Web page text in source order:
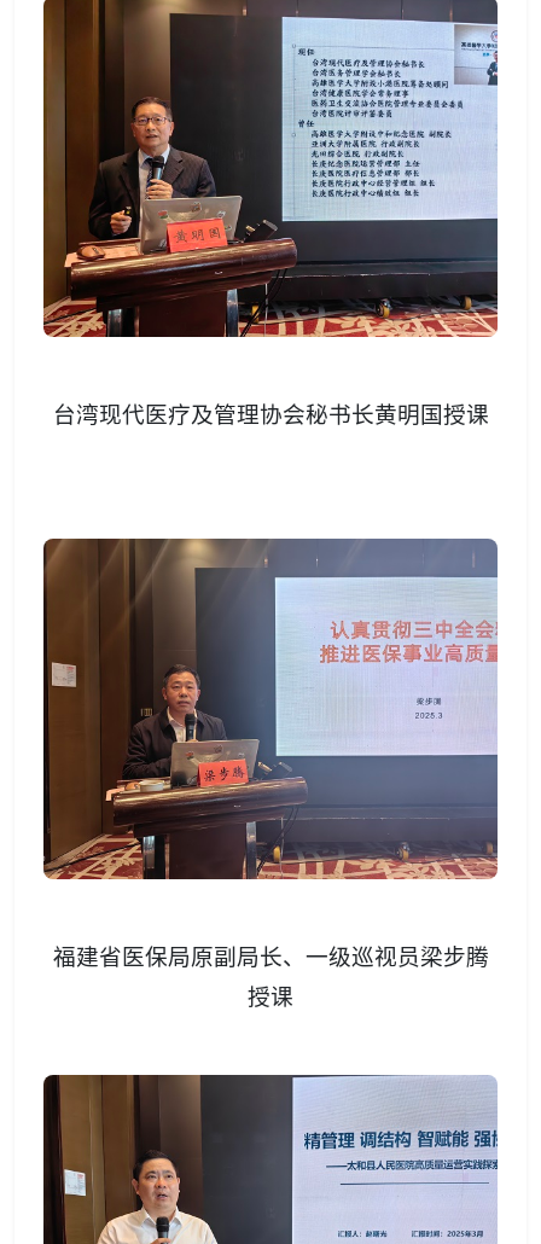
台湾现代医疗及管理协会秘书长黄明国授课
福建省医保局原副局长、一级巡视员梁步腾
授课